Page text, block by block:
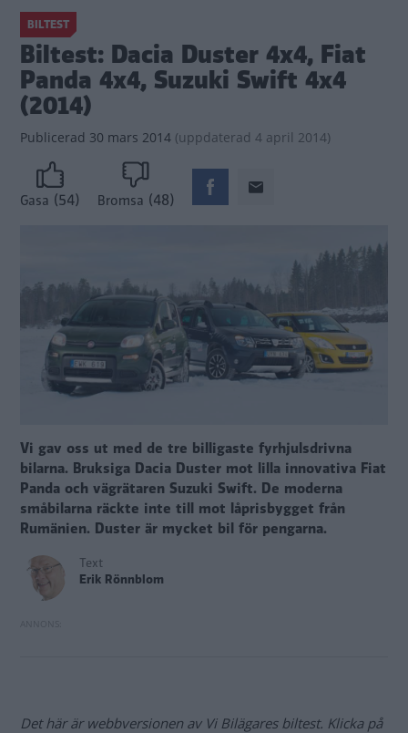
BILTEST
Biltest: Dacia Duster 4x4, Fiat
Panda 4x4, Suzuki Swift 4x4
(2014)
Publicerad 30 mars 2014 (uppdaterad 4 april 2014)
Gasa (54) Bromsa (48)
Vi gav oss ut med de tre billigaste fyrhjulsdrivna
bilarna. Bruksiga Dacia Duster mot lilla innovativa Fiat
Panda och vägrätaren Suzuki Swift. De moderna
småbilarna räckte inte till mot låprisbygget från
Rumänien. Duster är mycket bil för pengarna.
Text
Erik Rönnblom
Det här är webbversionen av Vi Bilägares biltest. Klicka på